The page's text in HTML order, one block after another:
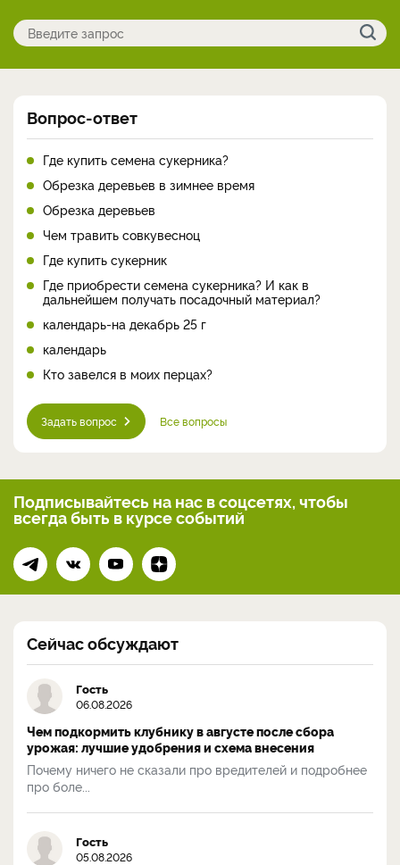
Вопрос-ответ
Где купить семена сукерника?
Обрезка деревьев в зимнее время
Обрезка деревьев
Чем травить совкувесноц
Где купить сукерник
Где приобрести семена сукерника? И как в
дальнейшем получать посадочный материал?
календарь-на декабрь 25 г
календарь
Кто завелся в моих перцах?
Задать вопрос Все вопросы
Подписывайтесь на нас в соцсетях, чтобы
всегдабыть в курсе событий
Сейчас обсуждают
Гость
06.08.2026
Чем подкормить клубнику в августе после сбора
урожая: лучшие удобрения и схема внесения
Почему ничего не сказали про вредителей и подробнее
про боле...
Гость
05.08.2026